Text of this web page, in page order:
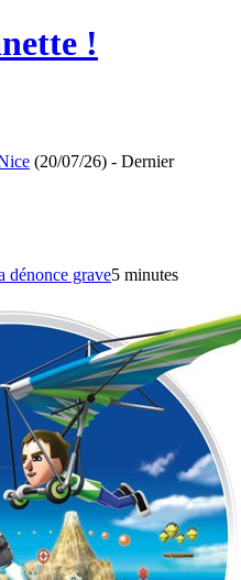
!
(20/07/26) - Dernier
dénonce grave5 minutes